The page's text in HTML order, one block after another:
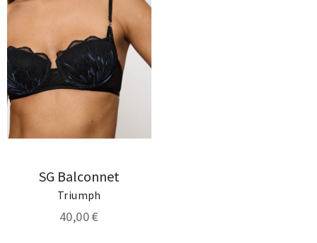
SG Balconnet
Triumph
40,00 €